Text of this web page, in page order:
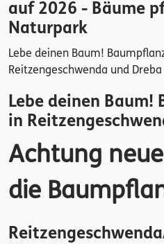
auf 2026 - Bäume
Naturpark
Lebe deinen Baum!
Reitzengeschwenda und Dreba
Lebe deinen Baum!
in
Achtung
die